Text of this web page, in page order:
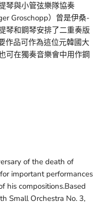
琴與小管弦樂隊協奏
Groschopp）曾是伊桑-
琴和鋼琴安排了二重奏版
作品可作為這位元韓國大
可在獨奏音樂會中用作鋼
of the death of
important performances
his compositions.Based
Small Orchestra No. 3,